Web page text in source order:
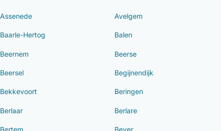
Assenede Avelgem
Baarle-Hertog Balen
Beernem Beerse
Beersel Begijnendijk
Bekkevoort Beringen
Berlaar Berlare
Bertem Bever